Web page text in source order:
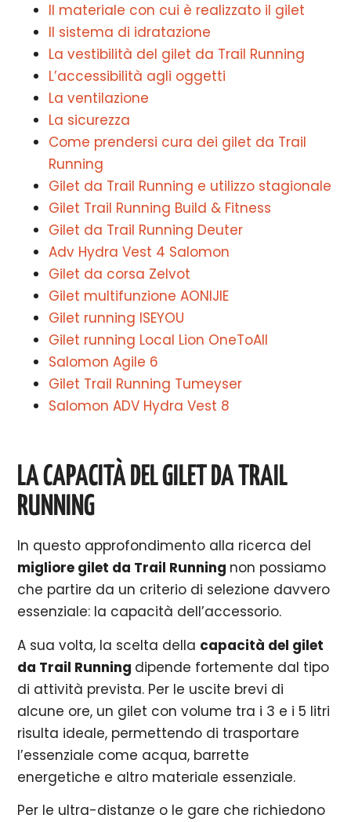
Il materiale con cui è realizzato il gilet
Il sistema di idratazione
La vestibilità del gilet da Trail Running
L’accessibilità agli oggetti
La ventilazione
La sicurezza
Come prendersi cura dei gilet da Trail
Running
Gilet da Trail Running e utilizzo stagionale
Gilet Trail Running Build & Fitness
Gilet da Trail Running Deuter
Adv Hydra Vest 4 Salomon
Gilet da corsa Zelvot
Gilet multifunzione AONIJIE
Gilet running ISEYOU
Gilet running Local Lion OneToAll
Salomon Agile 6
Gilet Trail Running Tumeyser
Salomon ADV Hydra Vest 8
LA CAPACITÀ DEL GILET DA TRAIL
RUNNING
In questo approfondimento alla ricerca del
migliore gilet da Trail Running non possiamo
che partire da un criterio di selezione davvero
essenziale: la capacità dell’accessorio.
A sua volta, la scelta della capacità del gilet
da Trail Running dipende fortemente dal tipo
di attività prevista. Per le uscite brevi di
alcune ore, un gilet con volume tra i 3 e i 5 litri
risulta ideale, permettendo di trasportare
l’essenziale come acqua, barrette
energetiche e altro materiale essenziale.
Per le ultra-distanze o le gare che richiedono